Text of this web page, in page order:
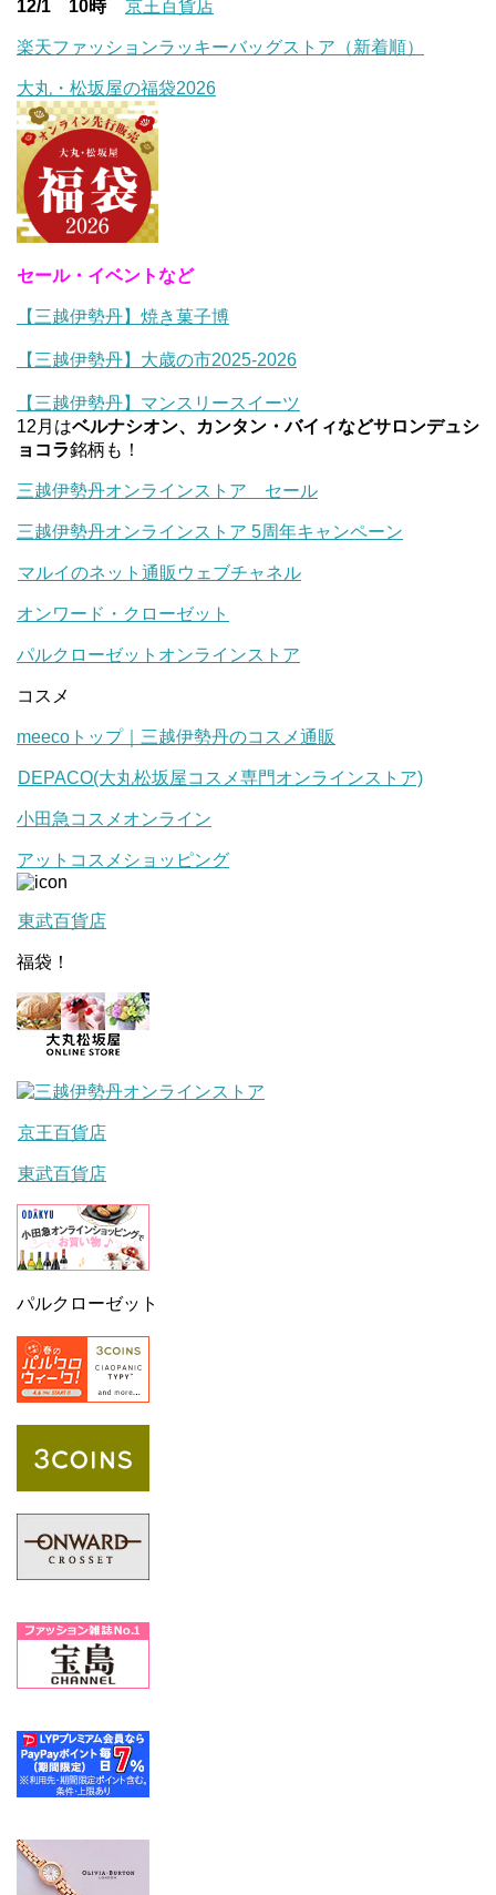
12/1 10時 京王百貨店
楽天ファッションラッキーバッグストア（新着順）
大丸・松坂屋の福袋2026
セール・イベントなど
【三越伊勢丹】焼き菓子博
【三越伊勢丹】大歳の市2025-2026
【三越伊勢丹】マンスリースイーツ
12月はベルナシオン、カンタン・バイィなどサロンデュシ
ョコラ銘柄も！
三越伊勢丹オンラインストア セール
三越伊勢丹オンラインストア 5周年キャンペーン
マルイのネット通販ウェブチャネル
オンワード・クローゼット
パルクローゼットオンラインストア
コスメ
meecoトップ｜三越伊勢丹のコスメ通販
DEPACO(大丸松坂屋コスメ専門オンラインストア)
小田急コスメオンライン
アットコスメショッピング
東武百貨店
福袋！
京王百貨店
東武百貨店
パルクローゼット